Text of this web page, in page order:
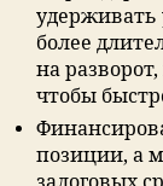
удерживать
более
на
чтобы
позиции, а